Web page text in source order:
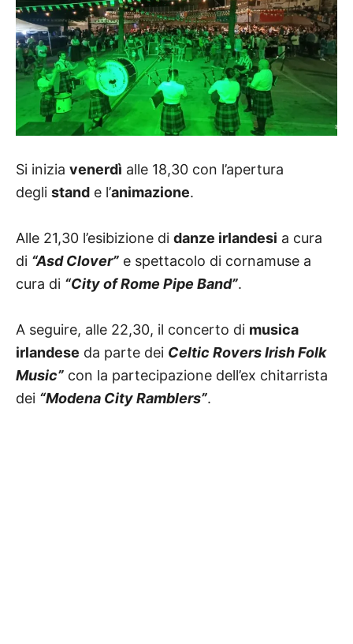
Si inizia venerdì alle 18,30 con l’apertura
degli stand e l’animazione.
Alle 21,30 l’esibizione di danze irlandesi a cura
di “Asd Clover” e spettacolo di cornamuse a
cura di “City of Rome Pipe Band”.
A seguire, alle 22,30, il concerto di musica
irlandese da parte dei Celtic Rovers Irish Folk
Music” con la partecipazione dell’ex chitarrista
dei “Modena City Ramblers”.